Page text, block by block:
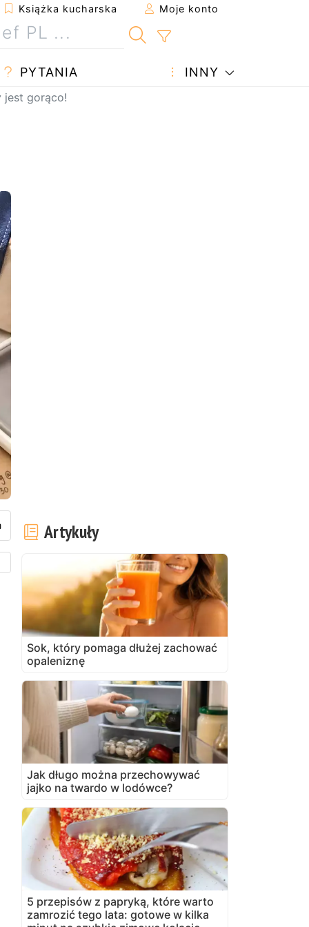
Książka kucharska Moje konto
PYTANIA INNY
jest gorąco!
Artykuły
Sok, który pomaga dłużej zachować
opaleniznę
Jak długo można przechowywać
jajko na twardo w lodówce?
5 przepisów z papryką, które warto
zamrozić tego lata: gotowe w kilka